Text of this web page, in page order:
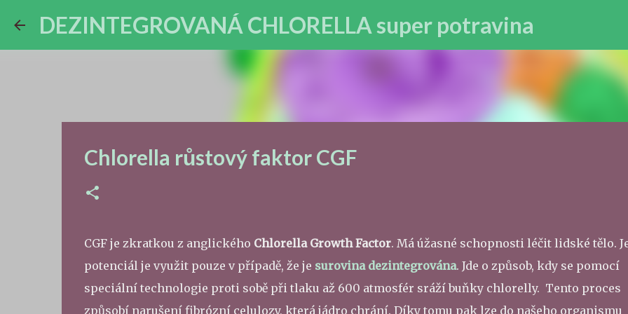
Přeskočit na hlavní obsah
DEZINTEGROVANÁ CHLORELLA super potravina
Chlorella růstový faktor CGF
CGF je zkratkou z anglického Chlorella Growth Factor. Má úžasné schopnosti léčit lidské tělo.
potenciál je využit pouze v případě, že je surovina dezintegrována. Jde o způsob, kdy se pomocí
speciální technologie proti sobě při tlaku až 600 atmosfér sráží buňky chlorelly. Tento proces
způsobí narušení fibrózní celulozy, která jádro chrání. Díky tomu pak lze do našeho organismu